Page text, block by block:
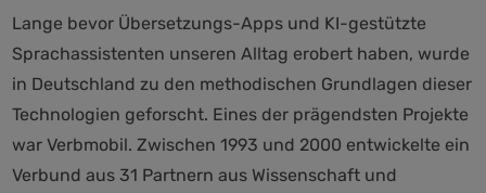
Lange bevor Übersetzungs-Apps und KI-gestützte
Sprachassistenten unseren Alltag erobert haben, wurde
in Deutschland zu den methodischen Grundlagen dieser
Technologien geforscht. Eines der prägendsten Projekte
war Verbmobil. Zwischen 1993 und 2000 entwickelte ein
Verbund aus 31 Partnern aus Wissenschaft und